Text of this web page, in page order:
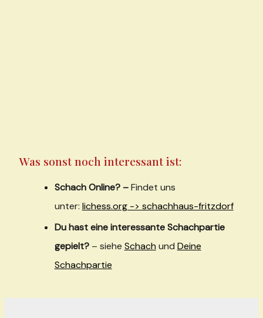
Was sonst noch interessant ist:
Schach Online? –Findet uns
unter: lichess.org -> schachhaus-fritzdorf
Du hast eine interessante Schachpartie
gepielt?– siehe Schach und Deine
Schachpartie